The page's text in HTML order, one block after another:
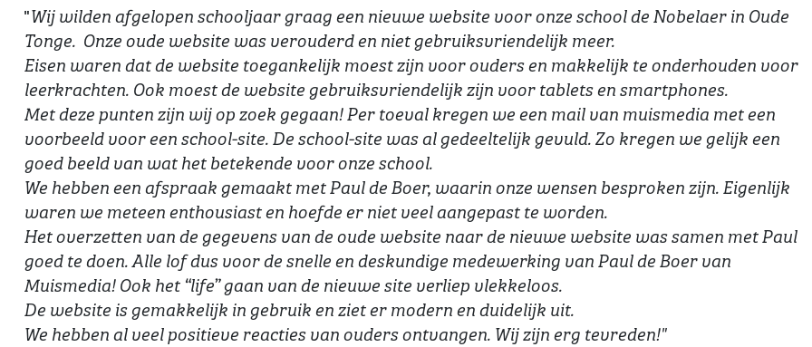
"Wij wilden afgelopen schooljaar graag een nieuwe website voor onze school de Nobelaer in Oude
Tonge. Onze oude website was verouderd en niet gebruiksvriendelijk meer.
Eisen waren dat de website toegankelijk moest zijn voor ouders en makkelijk te onderhouden voor
leerkrachten. Ook moest de website gebruiksvriendelijk zijn voor tablets en smartphones.
Met deze punten zijn wij op zoek gegaan! Per toeval kregen we een mail van muismedia met een
voorbeeld voor een school-site. De school-site was al gedeeltelijk gevuld. Zo kregen we gelijk een
goed beeld van wat het betekende voor onze school.
We hebben een afspraak gemaakt met Paul de Boer, waarin onze wensen besproken zijn. Eigenlijk
waren we meteen enthousiast en hoefde er niet veel aangepast te worden.
Het overzetten van de gegevens van de oude website naar de nieuwe website was samen met Paul
goed te doen. Alle lof dus voor de snelle en deskundige medewerking van Paul de Boer van
Muismedia! Ook het “life” gaan van de nieuwe site verliep vlekkeloos.
De website is gemakkelijk in gebruik en ziet er modern en duidelijk uit.
We hebben al veel positieve reacties van ouders ontvangen. Wij zijn erg tevreden!"